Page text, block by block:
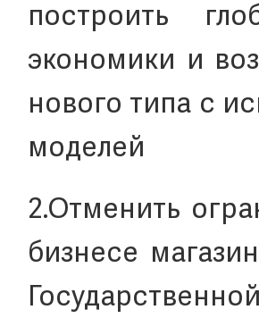
построить
экономики и
нового типа с
моделей
2.Отменить
бизнесе